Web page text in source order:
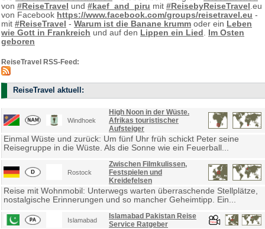
von #ReiseTravel und #kaef_and_piru mit #ReisebyReiseTravel .eu
von Facebook https://www.facebook.com/groups/reisetravel.eu -
mit #ReiseTravel - Warum ist die Banane krumm oder ein Leben
wie Gott in Frankreich und auf den Lippen ein Lied .
Im Osten
geboren
ReiseTravel RSS-Feed:
ReiseTravel aktuell:
Windhoek
High Noon in der Wüste.
Afrikas touristischer
Aufsteiger
Einmal Wüste und zurück: Um fünf Uhr früh schickt Peter seine
Reisegruppe in die Wüste. Als die Sonne wie ein Feuerball...
Rostock
Zwischen Filmkulissen,
Festspielen und
Kreidefelsen
Reise mit Wohnmobil: Unterwegs warten überraschende Stellplätze,
nostalgische Erinnerungen und so mancher Geheimtipp. Ein...
Islamabad
Islamabad Pakistan Reise
Service Ratgeber